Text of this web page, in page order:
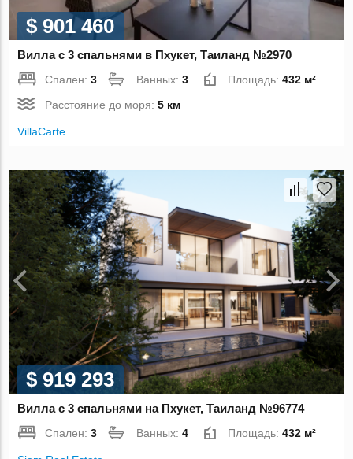
$ 901 460
Вилла с 3 спальнями в Пхукет, Таиланд №2970
Спален:3 Ванных:3 Площадь:432 м²
Расстояние до моря:5 км
VillaСarte
$ 919 293
Вилла с 3 спальнями на Пхукет, Таиланд №96774
Спален:3 Ванных:4 Площадь:432 м²